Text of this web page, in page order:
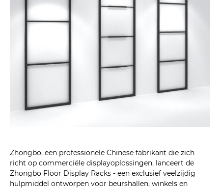
Zhongbo, een professionele Chinese fabrikant die zich
richt op commerciële displayoplossingen, lanceert de
Zhongbo Floor Display Racks - een exclusief veelzijdig
hulpmiddel ontworpen voor beurshallen, winkels en